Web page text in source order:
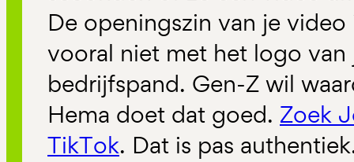
De openingszin van je
vooral niet met het logo
bedrijfspand. Gen-Z wil
Hema doet dat goed. Zoek
TikTok. Dat is pas